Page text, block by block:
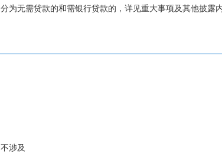
分为无需贷款的和需银行贷款的，详见重大事项及其他披露
不涉及